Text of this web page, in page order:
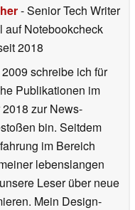
- Senior Tech Writer
auf Notebookcheck
2018
schreibe ich für
Publikationen im
zur News-
bin. Seitdem
im Bereich
lebenslangen
Leser über neue
Mein Design-